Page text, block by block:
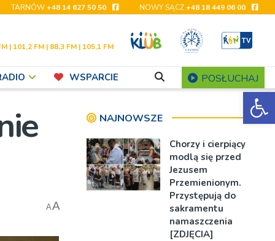
TARNÓW+48 14 627 50 50 NOWY SĄCZ+48 18 449 06 00
| 101,2 FM | 88,3 FM | 105,1 FM
WSPARCIE POSŁUCHAJ
AA
NAJNOWSZE
Chorzy i cierpiący
modlą się przed
Jezusem
Przemienionym.
Przystępują do
sakramentu
namaszczenia
[ZDJĘCIA]